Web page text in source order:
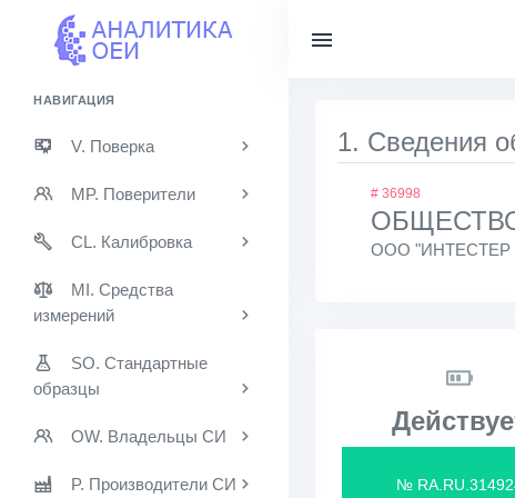
НАВИГАЦИЯ
V. Поверка
MP. Поверители
CL. Калибровка
MI. Средства
измерений
SO. Стандартные
образцы
OW. Владельцы СИ
P. Производители СИ
1. Сведения
# 36998
ООО "ИНТЕСТЕР
№